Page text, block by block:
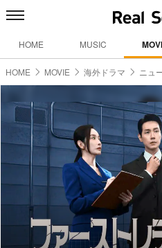
HOME MUSIC
HOME MOVIE 海外ドラマ ニュ